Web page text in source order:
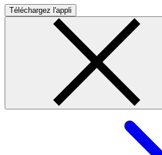
Téléchargez l'appli